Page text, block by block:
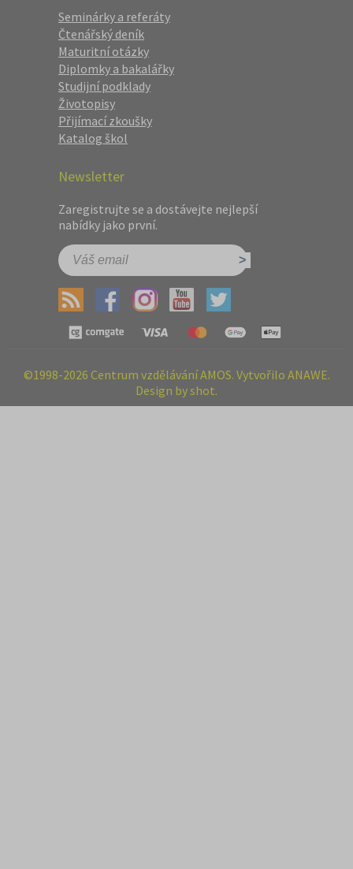
Seminárky a referáty
Čtenářský deník
Maturitní otázky
Diplomky a bakalářky
Studijní podklady
Životopisy
Přijímací zkoušky
Katalog škol
Newsletter
Zaregistrujte se a dostávejte nejlepší
nabídky jako první.
©1998-2026 Centrum vzdělávání AMOS. Vytvořilo ANAWE.
Design by shot.